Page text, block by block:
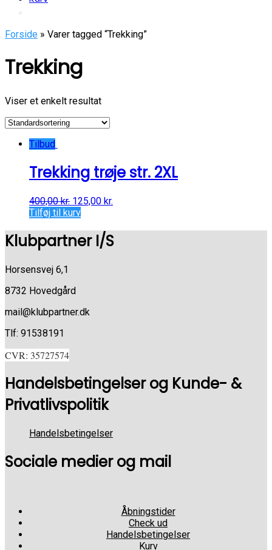
Forside » Varer tagged “Trekking”
Trekking
Viser et enkelt resultat
Tilbud
Trekking trøje str. 2XL
400,00kr. 125,00 kr.
Tilføj til kurv
Klubpartner I/S
Horsensvej 6,1
8732 Hovedgård
mail@klubpartner.dk
Tlf: 91538191
CVR: 35727574
Handelsbetingelser og Kunde- &
Privatlivspolitik
Handelsbetingelser
Sociale medier og mail
Åbningstider
Check ud
Handelsbetingelser
Kurv